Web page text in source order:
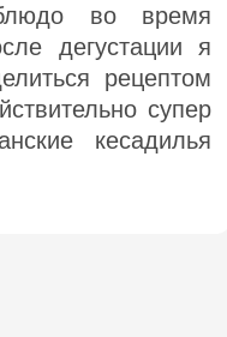
во время
дегустации я
рецептом
супер
кесадилья